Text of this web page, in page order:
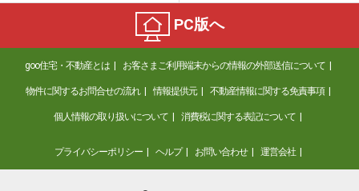
PC版へ
goo住宅・不動産とは お客さまご利用端末からの情報の外部送信について
物件に関するお問合せの流れ 情報提供元 不動産情報に関する免責事項
個人情報の取り扱いについて 消費税に関する表記について
プライバシーポリシー ヘルプ お問い合わせ 運営会社